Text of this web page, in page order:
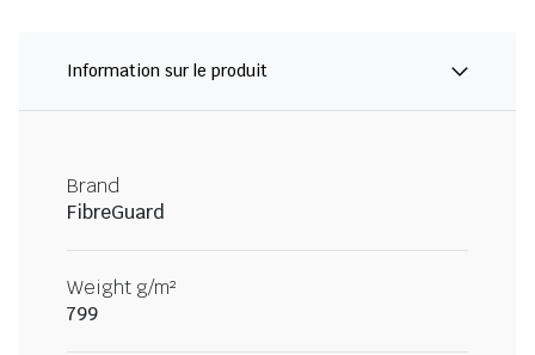
Information sur le produit
Brand
FibreGuard
Weight g/m²
799